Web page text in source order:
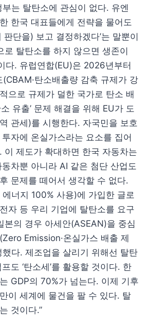
부는 탈탄소에 관심이 없다. 유엔
한국 대표들에게 전략을 물어도
판단을) 보고 결정하겠다’는 말뿐이
로 탈탄소를 하지 않으면 생존이
다. 유럽연합(EU)은 2026년부터
탄소배출량 감축 규제가 강
으로 규제가 덜한 국가로 탄소 배
유출’ 문제 해결을 위해 EU가 도
관세)를 시행한다. 자국민을 보호
자에 온실가스라는 요소를 집어
이 제도가 확대하면 한국 자동차는
차뿐 아니라 AI 같은 첨단 산업도
문제를 떼어서 생각할 수 없다.
에너지 100% 사용)에 가입한 글로
자 등 우리 기업에 탈탄소를 요구
본의 경우 아세안(ASEAN)을 중심
Emission·온실가스 배출 제
다. 제조업을 살리기 위해선 탈탄
도 ‘탄소세’를 활용할 것이다. 한
GDP의 70%가 넘는다. 이제 기후
이 세계에 물건을 팔 수 있다. 탈
것이다.”